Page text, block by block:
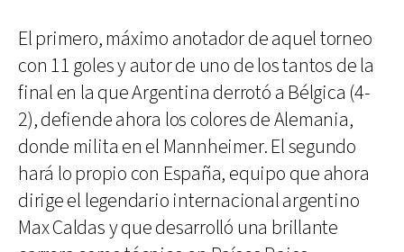
El primero, máximo anotador de aquel torneo
con 11 goles y autor de uno de los tantos de la
final en la que Argentina derrotó a Bélgica (4-
2), defiende ahora los colores de Alemania,
donde milita en el Mannheimer. El segundo
hará lo propio con España, equipo que ahora
dirige el legendario internacional argentino
Max Caldas y que desarrolló una brillante